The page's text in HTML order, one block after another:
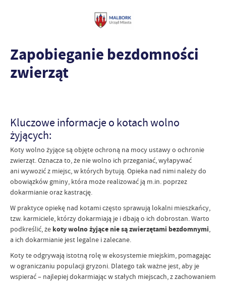
Zapobieganie bezdomności
zwierząt
Kluczowe informacje o kotach wolno
żyjących:
Koty wolno żyjące są objęte ochroną na mocy ustawy o ochronie
zwierząt. Oznacza to, że nie wolno ich przeganiać, wyłapywać
ani wywozić z miejsc, w których bytują. Opieka nad nimi należy do
obowiązków gminy, która może realizować ją m.in. poprzez
dokarmianie oraz kastrację.
W praktyce opiekę nad kotami często sprawują lokalni mieszkańcy,
tzw. karmiciele, którzy dokarmiają je i dbają o ich dobrostan. Warto
podkreślić, że koty wolno żyjące nie są zwierzętami bezdomnymi,
a ich dokarmianie jest legalne i zalecane.
Koty te odgrywają istotną rolę w ekosystemie miejskim, pomagając
w ograniczaniu populacji gryzoni. Dlatego tak ważne jest, aby je
wspierać – najlepiej dokarmiając w stałych miejscach, z zachowaniem